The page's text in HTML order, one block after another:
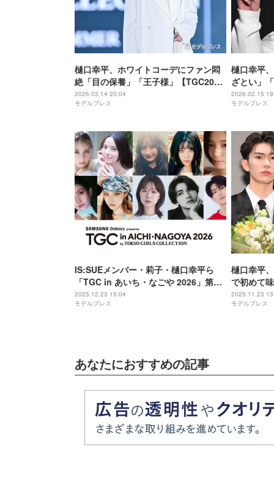
樋口幸平、ホワイトコーデにファン悶
絶「目の保養」「王子様」【TGC2026
S/S】
2026.03.14 20:04
モデルプレス
樋口幸平
ざとい」
の声 花柄
イ【TGC
2026.02.15
モデルプレス
IS:SUEメンバー・莉子・樋口幸平ら
「TGC in あいち・なごや 2026」第5
弾出演者解禁 izna日本人メンバーがラ
ンウェイデビュー
2025.12.23 15:04
モデルプレス
樋口幸平
で初めて
です」【
2025.11.23
モデルプレス
あなたにおすすめの記事